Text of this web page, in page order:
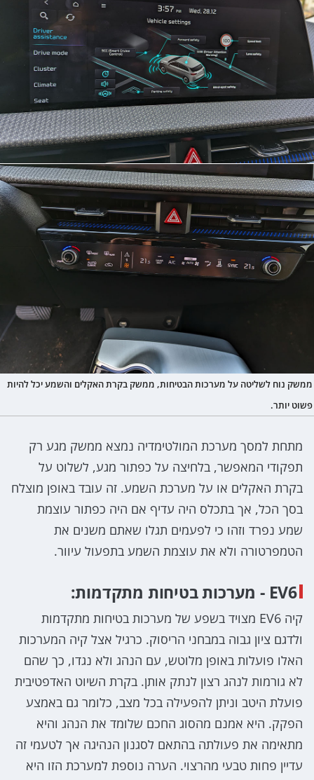
ממשק נוח לשליטה על מערכות הבטיחות, ממשק בקרת האקלים והשמע יכל להיות
פשוט יותר.
מתחת למסך מערכת המולטימדיה נמצא ממשק מגע רק
תפקודי המאפשר, בלחיצה על כפתור מגע, לשלוט על
בקרת האקלים או על מערכת השמע. זה עובד באופן מוצלח
בסך הכל, אך בתכלס היה עדיף אם היה כפתור עוצמת
שמע נפרד וזהו כי לפעמים תגלו שאתם משנים את
הטמפרטורה ולא את עוצמת השמע בתפעול עיוור.
EV6 - מערכות בטיחות מתקדמות:
קיה EV6 מצויד בשפע של מערכות בטיחות מתקדמות
ולדגם ציון גבוה במבחני הריסוק. כרגיל אצל קיה המערכות
האלו פועלות באופן מלוטש, עם הנהג ולא נגדו, כך שהם
לא גורמות לנהג רצון לנתק אותן. בקרת השיוט האדפטיבית
פועלת היטב וניתן להפעילה בכל מצב, כלומר גם באמצע
הפקק. היא אמנם מהסוג החכם שלומד את הנהג והיא
מתאימה את פעולתה בהתאם לסגנון הנהיגה אך לטעמי זה
עדיין פחות טבעי מהרצוי. הערה נוספת למערכת הזו היא